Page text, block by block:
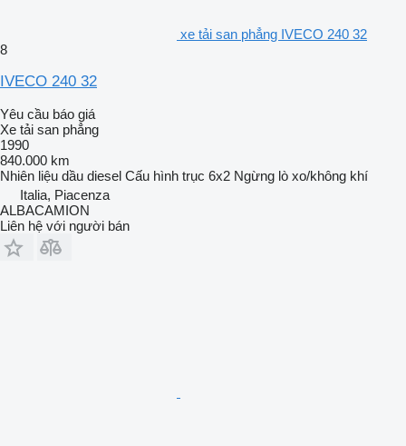
xe tải san phẳng IVECO 240 32
8
IVECO 240 32
Yêu cầu báo giá
Xe tải san phẳng
1990
840.000 km
Nhiên liệu dầu diesel Cấu hình trục 6x2 Ngừng lò xo/không khí
Italia, Piacenza
ALBACAMION
Liên hệ với người bán